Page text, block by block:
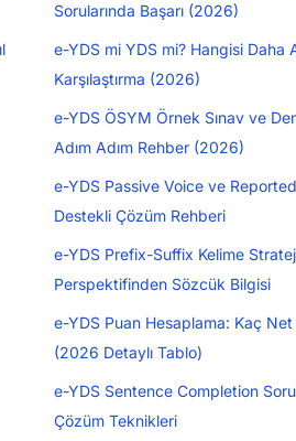
Sorularında Başarı (2026)
e-YDS mi YDS mi? Hangisi Daha
Karşılaştırma (2026)
e-YDS ÖSYM Örnek Sınav ve
Adım Adım Rehber (2026)
e-YDS Passive Voice ve
Destekli Çözüm Rehberi
e-YDS Prefix-Suffix Kelime
Perspektifinden Sözcük Bilgisi
e-YDS Puan Hesaplama: Kaç
(2026 Detaylı Tablo)
e-YDS Sentence Completion
Çözüm Teknikleri